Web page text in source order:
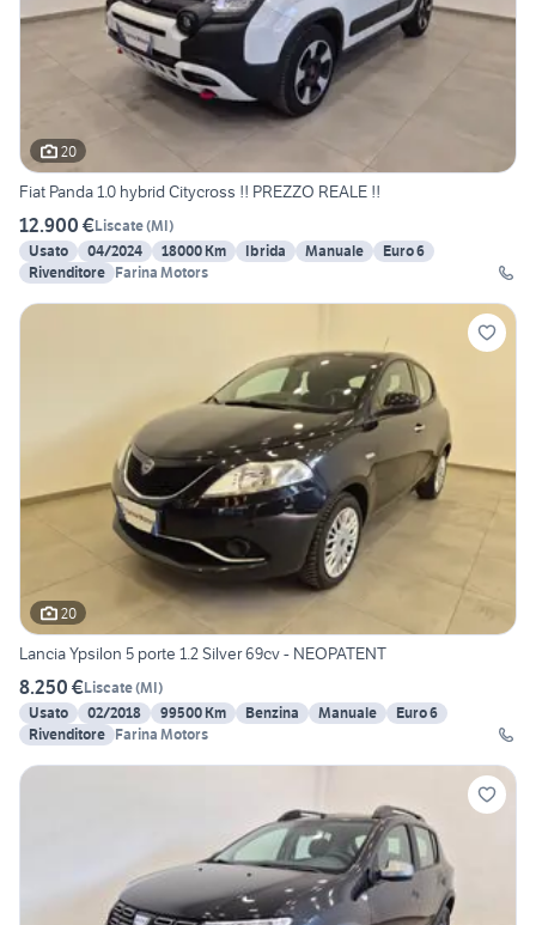
20
Fiat Panda 1.0 hybrid Citycross !! PREZZO REALE !!
12.900 €Liscate(MI)
Usato
04/2024 18000 Km Ibrida Manuale
Euro 6
Rivenditore Farina Motors
20
Lancia Ypsilon 5 porte 1.2 Silver 69cv - NEOPATENT
8.250 €Liscate(MI)
Usato
02/2018 99500 Km Benzina Manuale
Euro 6
Rivenditore Farina Motors